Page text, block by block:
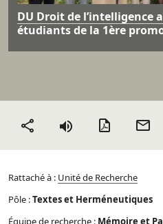
DU Droit de l’intelligence
étudiants de la 1ère
Partager Version PDF
Rattaché à : Unité de Recherche
Pôle :Textes et Herméneutiques
Équipe de recherche : Mémoire et